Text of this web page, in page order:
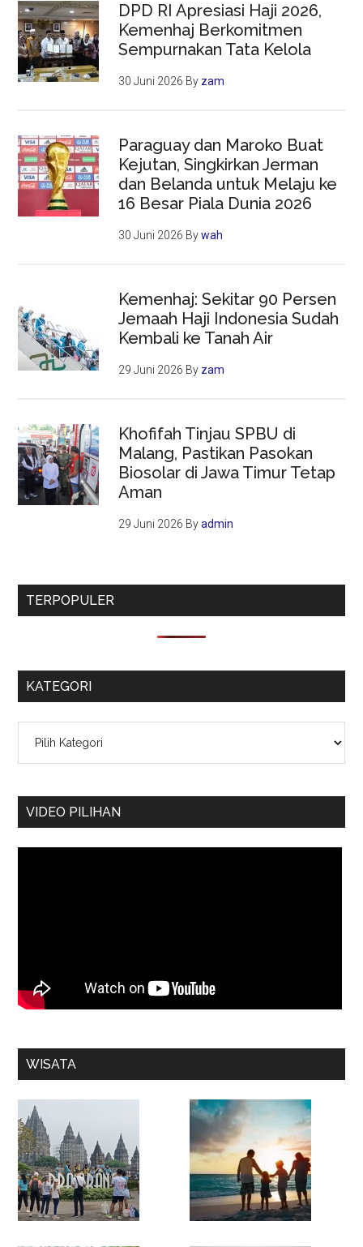
DPD RI Apresiasi Haji 2026,
Kemenhaj Berkomitmen
Sempurnakan Tata Kelola
30 Juni 2026 By zam
Paraguay dan Maroko Buat
Kejutan, Singkirkan Jerman
dan Belanda untuk Melaju ke
16 Besar Piala Dunia 2026
30 Juni 2026 Bywah
Kemenhaj: Sekitar 90 Persen
Jemaah Haji Indonesia Sudah
Kembali ke Tanah Air
29 Juni 2026 By zam
Khofifah Tinjau SPBU di
Malang, Pastikan Pasokan
Biosolar di Jawa Timur Tetap
Aman
29 Juni 2026 Byadmin
TERPOPULER
KATEGORI
VIDEO PILIHAN
WISATA